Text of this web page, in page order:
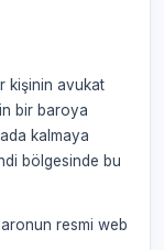
kişinin avukat
bir baroya
kalmaya
bölgesinde bu
resmi web